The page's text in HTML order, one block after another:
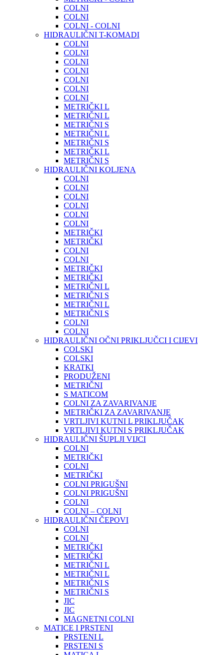
COLNI
COLNI
COLNI - COLNI
HIDRAULIČNI T-KOMADI
COLNI
COLNI
COLNI
COLNI
COLNI
COLNI
COLNI
METRIČKI L
METRIČNI L
METRIČNI S
METRIČNI L
METRIČNI S
METRIČKI L
METRIČNI S
HIDRAULIČNI KOLJENA
COLNI
COLNI
COLNI
COLNI
COLNI
COLNI
METRIČKI
METRIČKI
COLNI
COLNI
METRIČKI
METRIČKI
METRIČNI L
METRIČNI S
METRIČNI L
METRIČNI S
COLNI
COLNI
HIDRAULIČNI OČNI PRIKLJUČCI I CIJEVI
COLSKI
COLSKI
KRATKI
PRODUŽENI
METRIČNI
S MATICOM
COLNI ZA ZAVARIVANJE
METRIČKI ZA ZAVARIVANJE
VRTLJIVI KUTNI L PRIKLJUČAK
VRTLJIVI KUTNI S PRIKLJUČAK
HIDRAULIČNI ŠUPLJI VIJCI
COLNI
METRIČKI
COLNI
METRIČKI
COLNI PRIGUŠNI
COLNI PRIGUŠNI
COLNI
COLNI – COLNI
HIDRAULIČNI ČEPOVI
COLNI
COLNI
METRIČKI
METRIČKI
METRIČNI L
METRIČNI L
METRIČNI S
METRIČNI S
JIC
JIC
MAGNETNI COLNI
MATICE I PRSTENI
PRSTENI L
PRSTENI S